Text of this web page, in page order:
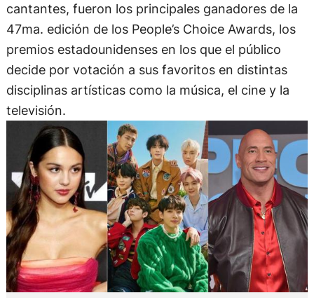
cantantes, fueron los principales ganadores de la
47ma. edición de los People’s Choice Awards, los
premios estadounidenses en los que el público
decide por votación a sus favoritos en distintas
disciplinas artísticas como la música, el cine y la
televisión.